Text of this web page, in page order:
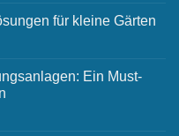
für kleine Gärten
Ein Must-